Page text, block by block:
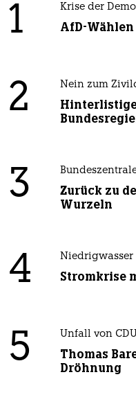
1 Krise der
AfD-
2 Nein zum
3
Zurück zu
Wurzeln
4 Stromkrise
5 Unfall von
Thomas
Dröhnung